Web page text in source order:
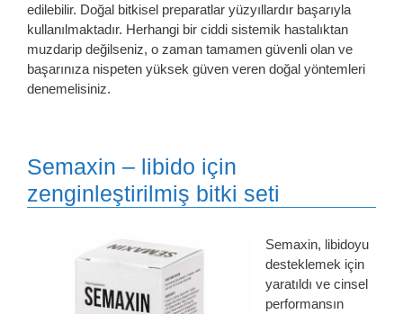
edilebilir. Doğal bitkisel preparatlar yüzyıllardır başarıyla
kullanılmaktadır. Herhangi bir ciddi sistemik hastalıktan
muzdarip değilseniz, o zaman tamamen güvenli olan ve
başarınıza nispeten yüksek güven veren doğal yöntemleri
denemelisiniz.
Semaxin – libido için
zenginleştirilmiş bitki seti
Semaxin, libidoyu
desteklemek için
yaratıldı ve cinsel
performansın